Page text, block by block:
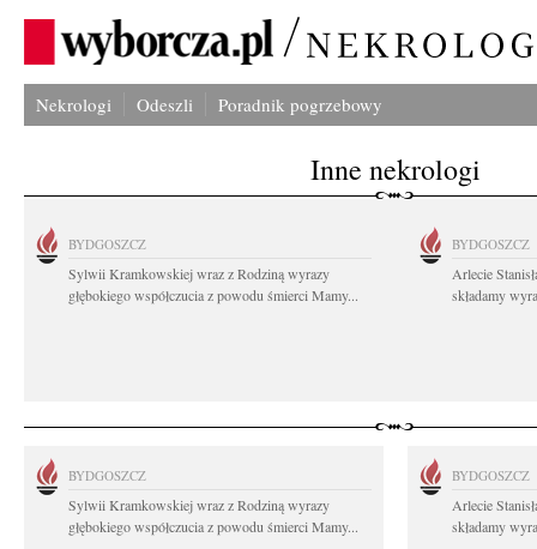
Nekrologi Odeszli Poradnik pogrzebowy
Inne nekrologi
BYDGOSZCZ
Sylwii Kramkowskiej wraz z Rodziną wyrazy
głębokiego współczucia z powodu śmierci Mamy...
BYDGOSZCZ
Arlecie
składamy
BYDGOSZCZ
Sylwii Kramkowskiej wraz z Rodziną wyrazy
głębokiego współczucia z powodu śmierci Mamy...
BYDGOSZCZ
Arlecie
składamy